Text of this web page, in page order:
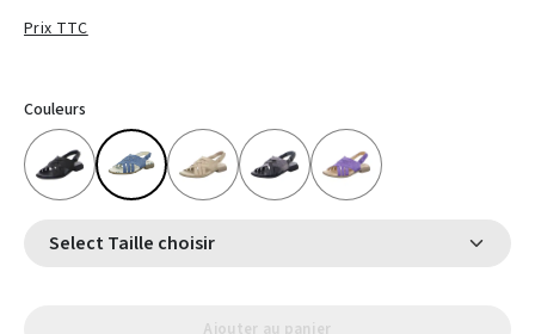
Prix TTC
Couleurs
Select Taille choisir
Ajouter au panier